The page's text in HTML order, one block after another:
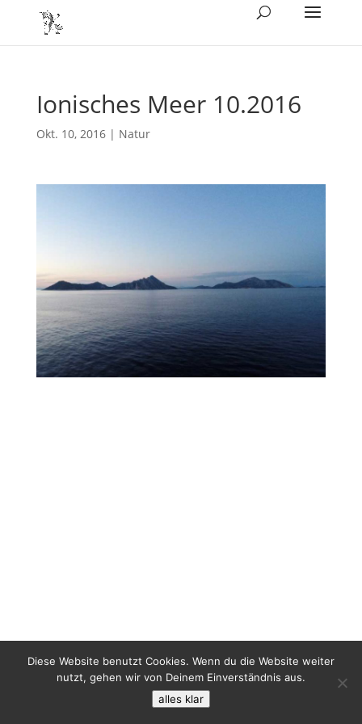
Ionisches Meer 10.2016
Okt. 10, 2016| Natur
Diese Website benutzt Cookies. Wenn du die Website weiter
nutzt, gehen wir von Deinem Einverständnis aus.
alles klar